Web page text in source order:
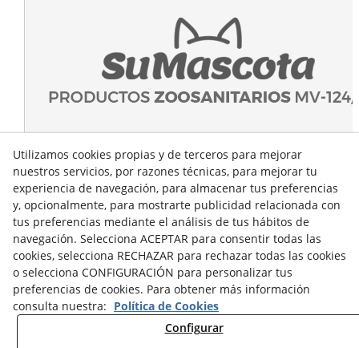
Utilizamos cookies propias y de terceros para mejorar
nuestros servicios, por razones técnicas, para mejorar tu
experiencia de navegación, para almacenar tus preferencias
y, opcionalmente, para mostrarte publicidad relacionada con
tus preferencias mediante el análisis de tus hábitos de
navegación. Selecciona ACEPTAR para consentir todas las
cookies, selecciona RECHAZAR para rechazar todas las cookies
o selecciona CONFIGURACIÓN para personalizar tus
preferencias de cookies. Para obtener más información
consulta nuestra: Política de Cookies
Configurar